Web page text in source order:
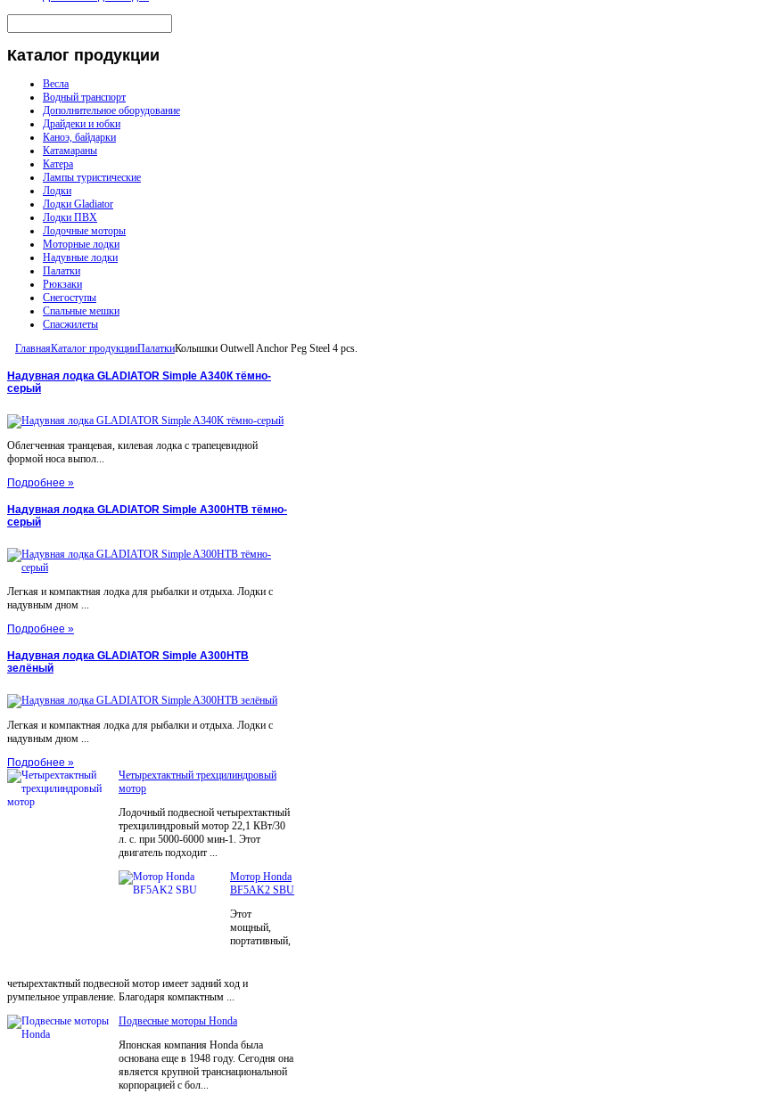
Каталог продукции
Весла
Водный транспорт
Дополнительное оборудование
Драйдеки и юбки
Каноэ, байдарки
Катамараны
Катера
Лампы туристические
Лодки
Лодки Gladiator
Лодки ПВХ
Лодочные моторы
Моторные лодки
Надувные лодки
Палатки
Рюкзаки
Снегоступы
Спальные мешки
Спасжилеты
ГлавнаяКаталог продукцииПалаткиКолышки Outwell Anchor Peg Steel 4 pcs.
Надувная лодка GLADIATOR Simple A340К тёмно-
серый
Облегченная транцевая, килевая лодка с трапецевидной
формой носа выпол...
Подробнее »
Надувная лодка GLADIATOR Simple A300НТВ тёмно-
серый
Легкая и компактная лодка для рыбалки и отдыха. Лодки с
надувным дном ...
Подробнее »
Надувная лодка GLADIATOR Simple A300НТВ
зелёный
Легкая и компактная лодка для рыбалки и отдыха. Лодки с
надувным дном ...
Подробнее »
Четырехтактный трехцилиндровый
мотор
Лодочный подвесной четырехтактный
трехцилиндровый мотор 22,1 КВт/30
л. с. при 5000-6000 мин-1. Этот
двигатель подходит ...
Мотор Honda
BF5AK2 SBU
Этот
мощный,
портативный,
четырехтактный подвесной мотор имеет задний ход и
румпельное управление. Благодаря компактным ...
Подвесные моторы Honda
Японская компания Honda была
основана еще в 1948 году. Сегодня она
является крупной транснациональной
корпорацией с бол...